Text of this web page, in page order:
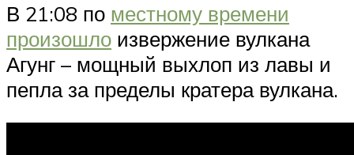
В 21:08 по местному времени
произошло извержение вулкана
Агунг – мощный выхлоп из лавы и
пепла за пределы кратера вулкана.